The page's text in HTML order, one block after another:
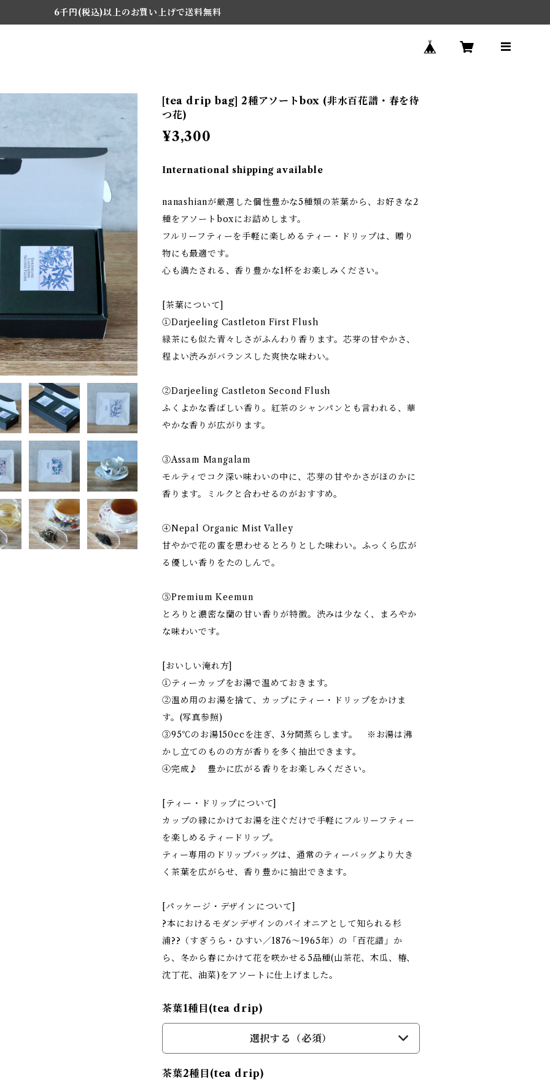
6千円(税込)以上のお買い上げで送料無料
[tea drip bag] 2種アソートbox (非水百花譜・春を待
つ花)
¥3,300
International shipping available
nanashianが厳選した個性豊かな5種類の茶葉から、お好きな2
種をアソートboxにお詰めします。
フルリーフティーを手軽に楽しめるティー・ドリップは、贈り
物にも最適です。
心も満たされる、香り豊かな1杯をお楽しみください。
[茶葉について]
①Darjeeling Castleton First Flush
緑茶にも似た青々しさがふんわり香ります。芯芽の甘やかさ、
程よい渋みがバランスした爽快な味わい。
②Darjeeling Castleton Second Flush
ふくよかな香ばしい香り。紅茶のシャンパンとも言われる、華
やかな香りが広がります。
③Assam Mangalam
モルティでコク深い味わいの中に、芯芽の甘やかさがほのかに
香ります。ミルクと合わせるのがおすすめ。
④Nepal Organic Mist Valley
甘やかで花の蜜を思わせるとろりとした味わい。ふっくら広が
る優しい香りをたのしんで。
⑤Premium Keemun
とろりと濃密な蘭の甘い香りが特徴。渋みは少なく、まろやか
な味わいです。
[おいしい淹れ方]
①ティーカップをお湯で温めておきます。
②温め用のお湯を捨て、カップにティー・ドリップをかけま
す。(写真参照)
③95℃のお湯150ccを注ぎ、3分間蒸らします。 ※お湯は沸
かし立てのものの方が香りを多く抽出できます。
④完成♪ 豊かに広がる香りをお楽しみください。
[ティー・ドリップについて]
カップの縁にかけてお湯を注ぐだけで手軽にフルリーフティー
を楽しめるティードリップ。
ティー専用のドリップバッグは、通常のティーバッグより大き
く茶葉を広がらせ、香り豊かに抽出できます。
[パッケージ・デザインについて]
?本におけるモダンデザインのパイオニアとして知られる杉
浦??（すぎうら・ひすい／1876～1965年）の「百花譜」か
ら、冬から春にかけて花を咲かせる5品種(山茶花、木瓜、椿、
沈丁花、油菜)をアソートに仕上げました。
茶葉1種目(tea drip)
選択する（必須）
茶葉2種目(tea drip)